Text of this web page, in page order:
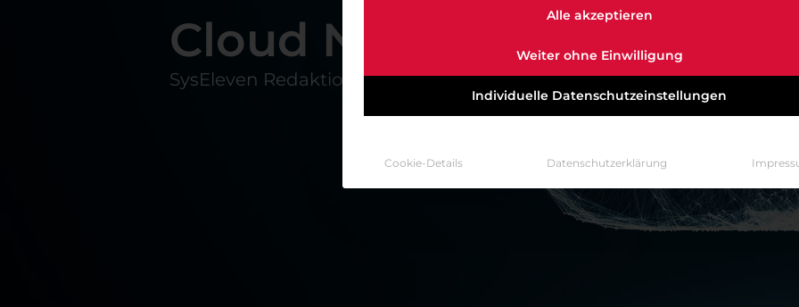
Cloud Native einfach
SysEleven Redaktion Februar 1, 2023
Alle akzeptieren
Weiter ohne Einwilligung
Individuelle Datenschutzeinstellungen
Cookie-Details Datenschutzerklärung